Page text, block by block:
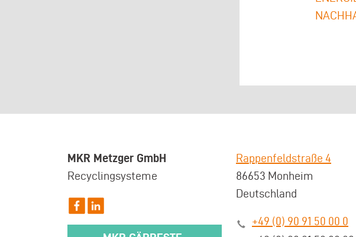
MKR Metzger GmbH
Recyclingsysteme
Rappenfeldstraße 4
86653 Monheim
Deutschland
+49 (0) 90 91 50 00 0